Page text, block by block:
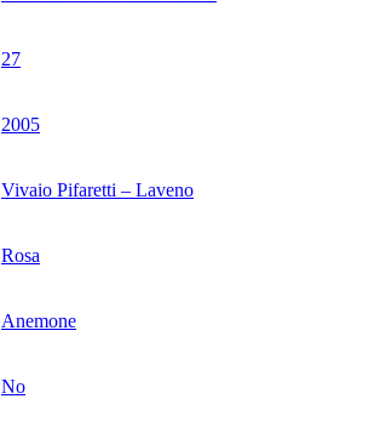
27
2005
Vivaio Pifaretti – Laveno
Rosa
Anemone
No